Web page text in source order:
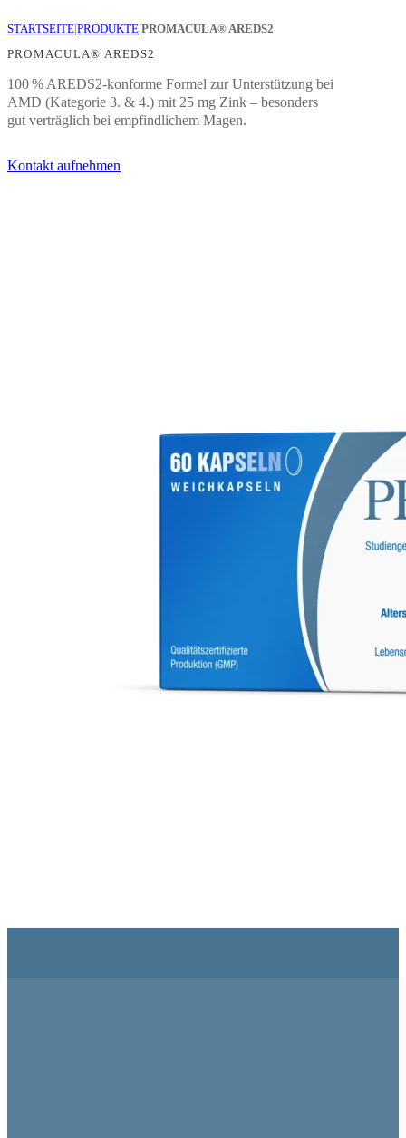
STARTSEITE|PRODUKTE|PROMACULA® AREDS2
PROMACULA® AREDS2
100 % AREDS2-konforme Formel zur Unterstützung bei
AMD (Kategorie 3. & 4.) mit 25 mg Zink – besonders
gut verträglich bei empfindlichem Magen.
Kontakt aufnehmen